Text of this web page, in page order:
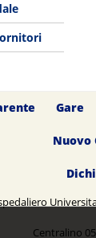
Gare
Nuovo
Centralino